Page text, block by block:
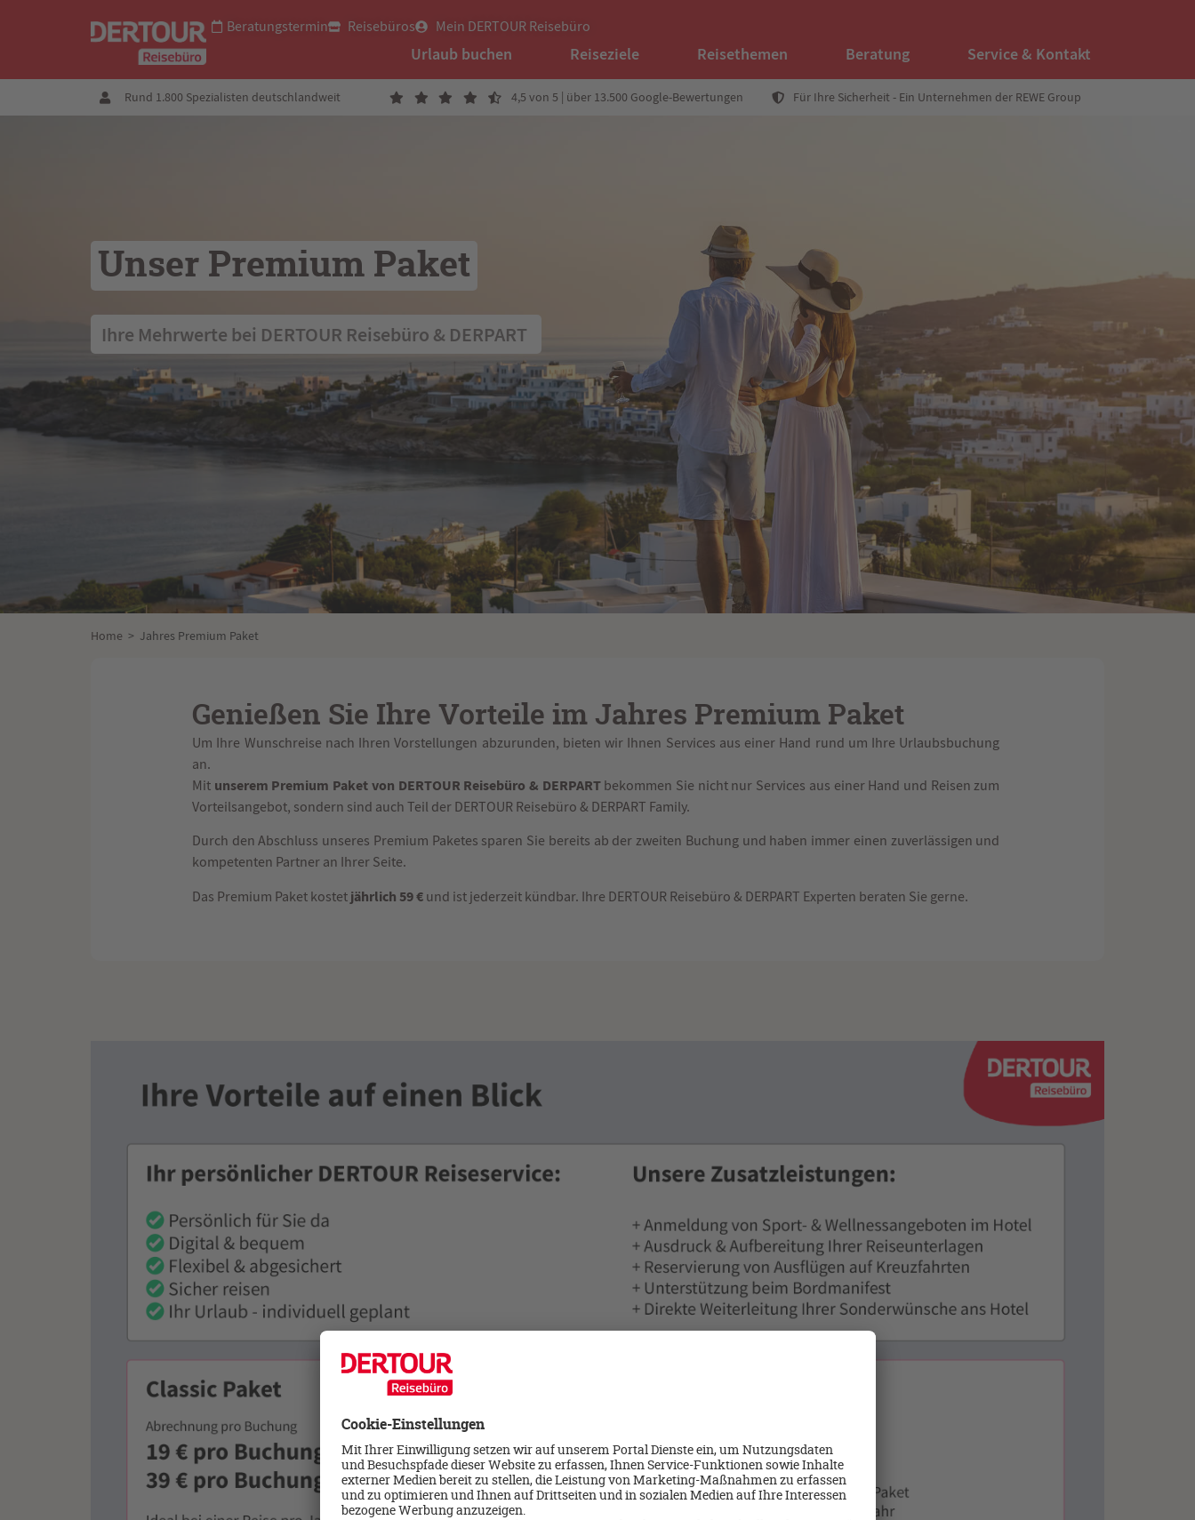
Beratungstermin Reisebüros Mein DERTOUR Reisebüro
Urlaub buchen Reiseziele Reisethemen Beratung Service & Kontakt
Rund 1.800 Spezialisten deutschlandweit 4,5 von 5 | über 13.500 Google-Bewertungen Für Ihre Sicherheit - Ein Unternehmen der REWE Group
Unser Premium Paket
Ihre Mehrwerte bei DERTOUR Reisebüro & DERPART
Home > Jahres Premium Paket
Genießen Sie Ihre Vorteile im Jahres Premium Paket
Um Ihre Wunschreise nach Ihren Vorstellungen abzurunden, bieten wir Ihnen Services aus einer Hand rund um Ihre Urlaubsbuchung
an.
Mit unserem Premium Paket von DERTOUR Reisebüro & DERPARTbekommen Sie nicht nur Services aus einer Hand und Reisen zum
Vorteilsangebot, sondern sind auch Teil der DERTOUR Reisebüro & DERPART Family.
Durch den Abschluss unseres Premium Paketes sparen Sie bereits ab der zweiten Buchung und haben immer einen zuverlässigen und
kompetenten Partner an Ihrer Seite.
Das Premium Paket kostet jährlich 59 € und ist jederzeit kündbar. Ihre DERTOUR Reisebüro & DERPART Experten beraten Sie gerne.